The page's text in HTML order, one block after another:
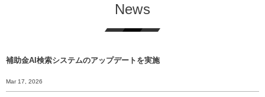
News
補助金AI検索システムのアップデートを実施
Mar 17, 2026